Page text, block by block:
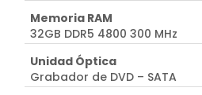
Memoria RAM
32GB DDR5 4800 300 MHz
Unidad Óptica
Grabador de DVD – SATA